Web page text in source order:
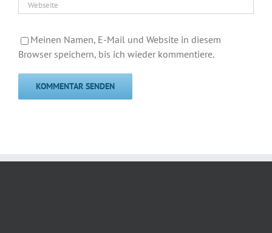
Meinen Namen, E-Mail und Website in diesem
Browser speichern, bis ich wieder kommentiere.